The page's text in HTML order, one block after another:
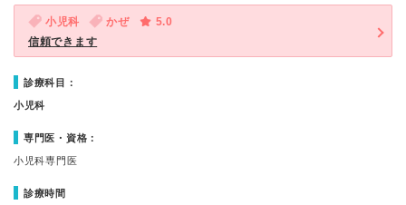
小児科 かぜ
5.0
信頼できます
診療科目：
小児科
専門医・資格：
小児科専門医
診療時間